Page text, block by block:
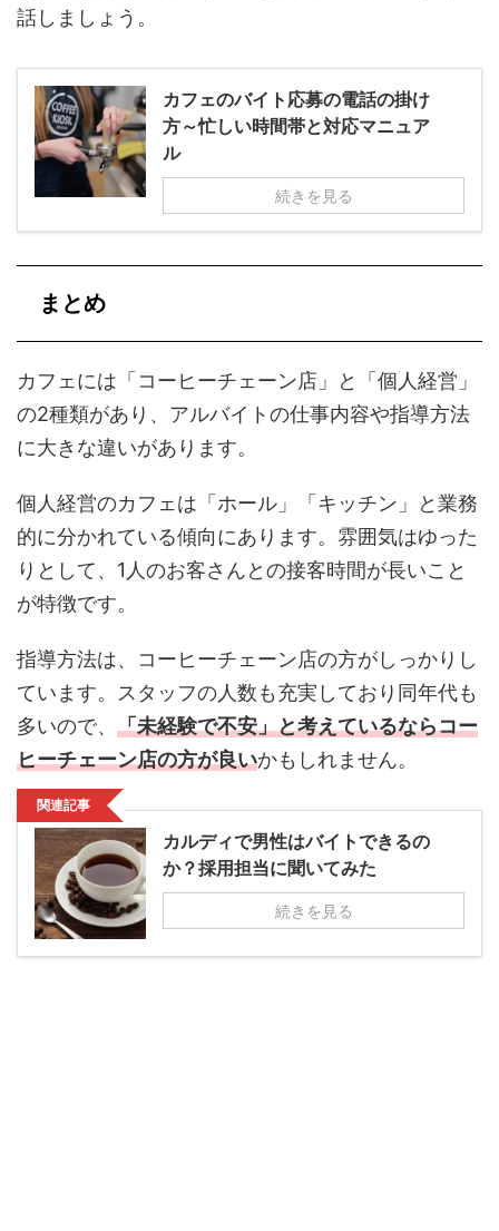
話しましょう。
カフェのバイト応募の電話の掛け
方～忙しい時間帯と対応マニュア
ル
続きを見る
まとめ
カフェには「コーヒーチェーン店」と「個人経営」
の2種類があり、アルバイトの仕事内容や指導方法
に大きな違いがあります。
個人経営のカフェは「ホール」「キッチン」と業務
的に分かれている傾向にあります。雰囲気はゆった
りとして、1人のお客さんとの接客時間が長いこと
が特徴です。
指導方法は、コーヒーチェーン店の方がしっかりし
ています。スタッフの人数も充実しており同年代も
多いので、 「未経験で不安」と考えているならコー
ヒーチェーン店の方が良いかもしれません。
関連記事
カルディで男性はバイトできるの
か？採用担当に聞いてみた
続きを見る